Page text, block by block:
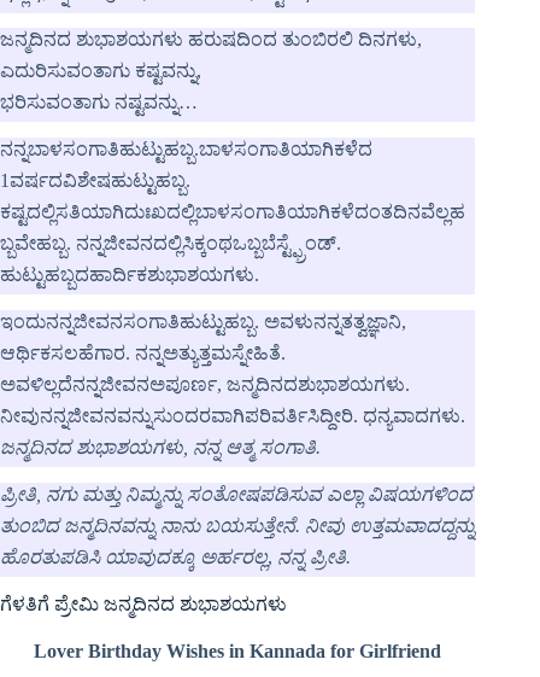
ಜನ್ಮದಿನದ ಶುಭಾಶಯಗಳು ಹರುಷದಿಂದ ತುಂಬಿರಲಿ ದಿನಗಳು,
ಎದುರಿಸುವಂತಾಗು ಕಷ್ಟವನ್ನು,
ಭರಿಸುವಂತಾಗು ನಷ್ಟವನ್ನು…
ನನ್ನಬಾಳಸಂಗಾತಿಹುಟ್ಟುಹಬ್ಬ.ಬಾಳಸಂಗಾತಿಯಾಗಿಕಳೆದ
1ವರ್ಷದವಿಶೇಷಹುಟ್ಟುಹಬ್ಬ.
ಕಷ್ಟದಲ್ಲಿಸತಿಯಾಗಿದುಃಖದಲ್ಲಿಬಾಳಸಂಗಾತಿಯಾಗಿಕಳೆದಂತದಿನವೆಲ್ಲಹ
ಬ್ಬವೇಹಬ್ಬ. ನನ್ನಜೀವನದಲ್ಲಿಸಿಕ್ಕಂಥಒಬ್ಬಬೆಸ್ಟ್ಫ್ರೆಂಡ್.
ಹುಟ್ಟುಹಬ್ಬದಹಾರ್ದಿಕಶುಭಾಶಯಗಳು.
ಇಂದುನನ್ನಜೀವನಸಂಗಾತಿಹುಟ್ಟುಹಬ್ಬ. ಅವಳುನನ್ನತತ್ವಜ್ಞಾನಿ,
ಆರ್ಥಿಕಸಲಹೆಗಾರ. ನನ್ನಅತ್ಯುತ್ತಮಸ್ನೇಹಿತೆ.
ಅವಳಿಲ್ಲದೆನನ್ನಜೀವನಅಪೂರ್ಣ, ಜನ್ಮದಿನದಶುಭಾಶಯಗಳು.
ನೀವುನನ್ನಜೀವನವನ್ನುಸುಂದರವಾಗಿಪರಿವರ್ತಿಸಿದ್ದೀರಿ. ಧನ್ಯವಾದಗಳು.
ಜನ್ಮದಿನದ ಶುಭಾಶಯಗಳು, ನನ್ನ ಆತ್ಮ ಸಂಗಾತಿ.
ಪ್ರೀತಿ, ನಗು ಮತ್ತು ನಿಮ್ಮನ್ನು ಸಂತೋಷಪಡಿಸುವ ಎಲ್ಲಾ ವಿಷಯಗಳಿಂದ
ತುಂಬಿದ ಜನ್ಮದಿನವನ್ನು ನಾನು ಬಯಸುತ್ತೇನೆ. ನೀವು ಉತ್ತಮವಾದದ್ದನ್ನು
ಹೊರತುಪಡಿಸಿ ಯಾವುದಕ್ಕೂ ಅರ್ಹರಲ್ಲ, ನನ್ನ ಪ್ರೀತಿ.
ಗೆಳತಿಗೆ ಪ್ರೇಮಿ ಜನ್ಮದಿನದ ಶುಭಾಶಯಗಳು
Lover Birthday Wishes in Kannada for Girlfriend